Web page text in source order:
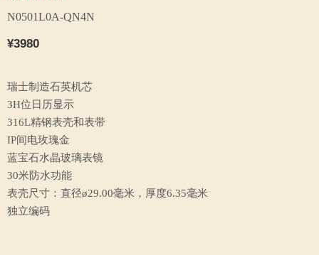
N0501L0A-QN4N
¥3980
瑞士制造石英机芯
3H位日历显示
316L精钢表壳和表带
IP间电玫瑰金
蓝宝石水晶玻璃表镜
30米防水功能
表壳尺寸：直径ø29.00毫米，厚度6.35毫米
独立编码